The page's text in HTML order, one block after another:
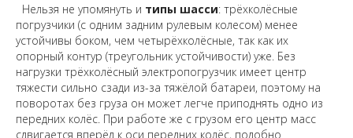
Нельзя не упомянуть и типы шасси: трёхколёсные
погрузчики (с одним задним рулевым колесом) менее
устойчивы боком, чем четырёхколёсные, так как их
опорный контур (треугольник устойчивости) уже. Без
нагрузки трёхколёсный электропогрузчик имеет центр
тяжести сильно сзади из-за тяжёлой батареи, поэтому на
поворотах без груза он может легче приподнять одно из
передних колёс. При работе же с грузом его центр масс
сдвигается вперёд к оси передних колёс, подобно